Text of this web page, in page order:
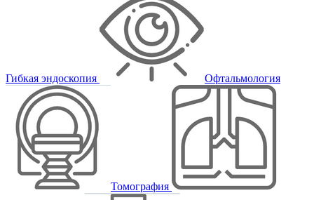
Гибкая эндоскопия Офтальмология
Томография